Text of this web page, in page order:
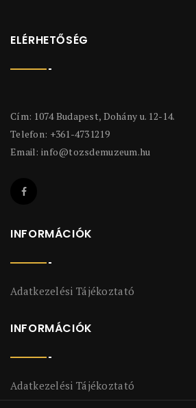
ELÉRHETŐSÉG
Cím: 1074 Budapest, Dohány u. 12-14.
Telefon: +361-4731219
Email: info@tozsdemuzeum.hu
INFORMÁCIÓK
Adatkezelési Tájékoztató
INFORMÁCIÓK
Adatkezelési Tájékoztató